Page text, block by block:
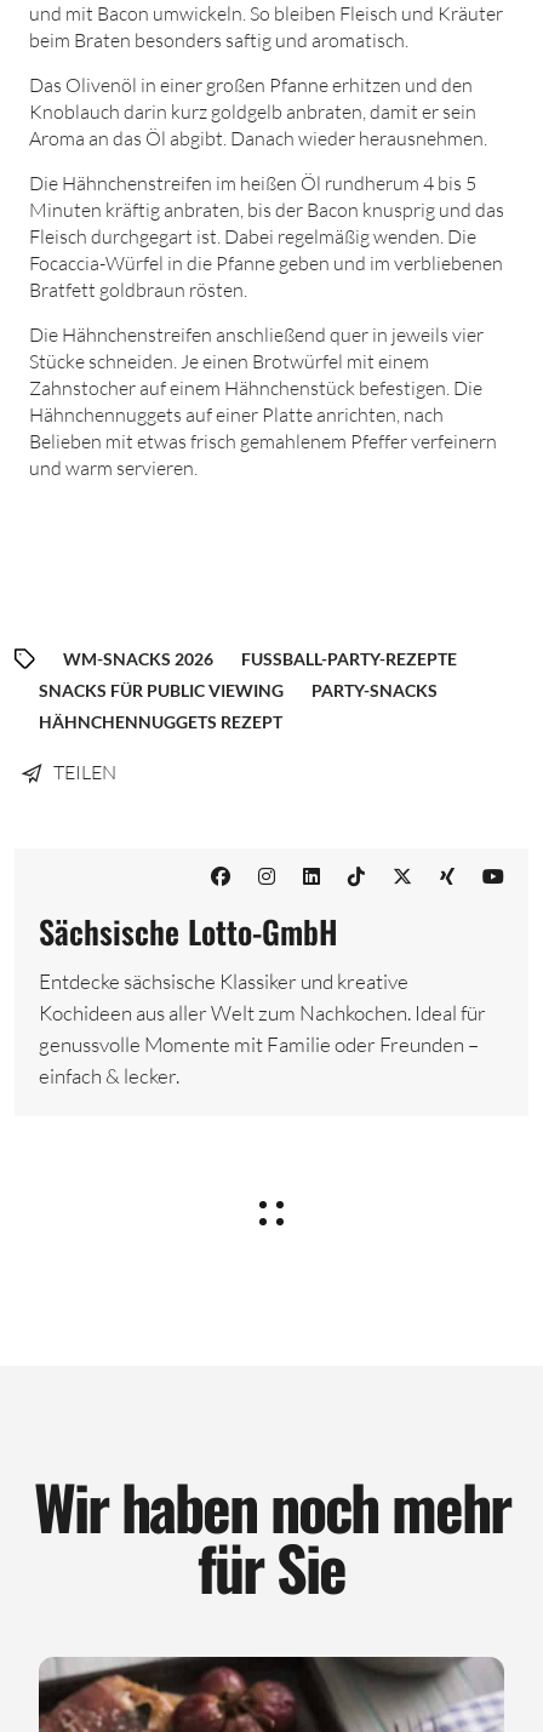
und mit Bacon umwickeln. So bleiben Fleisch und Kräuter
beim Braten besonders saftig und aromatisch.
Das Olivenöl in einer großen Pfanne erhitzen und den
Knoblauch darin kurz goldgelb anbraten, damit er sein
Aroma an das Öl abgibt. Danach wieder herausnehmen.
Die Hähnchenstreifen im heißen Öl rundherum 4 bis 5
Minuten kräftig anbraten, bis der Bacon knusprig und das
Fleisch durchgegart ist. Dabei regelmäßig wenden. Die
Focaccia-Würfel in die Pfanne geben und im verbliebenen
Bratfett goldbraun rösten.
Die Hähnchenstreifen anschließend quer in jeweils vier
Stücke schneiden. Je einen Brotwürfel mit einem
Zahnstocher auf einem Hähnchenstück befestigen. Die
Hähnchennuggets auf einer Platte anrichten, nach
Belieben mit etwas frisch gemahlenem Pfeffer verfeinern
und warm servieren.
WM-SNACKS 2026
FUSSBALL-PARTY-REZEPTE
SNACKS FÜR PUBLIC VIEWING
PARTY-SNACKS
HÄHNCHENNUGGETS REZEPT
TEILEN
Sächsische Lotto-GmbH
Entdecke sächsische Klassiker und kreative
Kochideen aus aller Welt zum Nachkochen. Ideal für
genussvolle Momente mit Familie oder Freunden –
einfach & lecker.
Wir haben noch mehr
für Sie